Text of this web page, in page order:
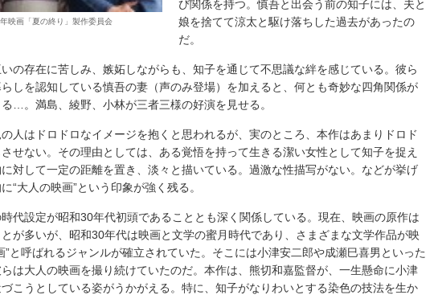
年映画「夏の終り」製作委員会
び関係を持つ。慎吾と出会う前の知子には、夫と
娘を捨てて涼太と駆け落ちした過去があったの
だ。
の存在に苦しみ、嫉妬しながらも、知子を通じて不思議な絆を感じている。彼ら
しを認知している慎吾の妻（声のみ登場）を加えると、何とも奇妙な四角関係が
…。満島、綾野、小林が三者三様の好演を見せる。
人はドロドロなイメージを抱くと思われるが、実のところ、本作はあまりドロド
せない。その理由としては、ある覚悟を持って生きる潔い女性として知子を捉え
対して一定の距離を置き、淡々と描いている。過激な性描写がない。などが挙げ
“大人の映画”という印象が強く残る。
代設定が昭和30年代初頭であることとも深く関係している。現在、映画の原作は
が多いが、昭和30年代は映画と文学の蜜月時代であり、さまざまな文学作品が映
”と呼ばれるジャンルが確立されていた。そこには小津安二郎や成瀬巳喜男といった
は大人の映画を撮り続けていたのだ。本作は、熊切和嘉監督が、一生懸命に小津
こうとしている姿がうかがえる。特に、知子がなりわいとする染色の技法を生か